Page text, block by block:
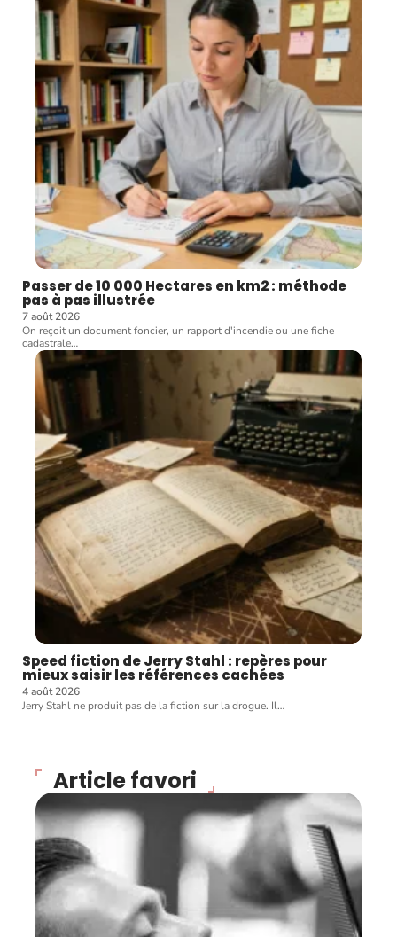
Passer de 10 000 Hectares en km2 : méthode
pas à pas illustrée
7 août 2026
On reçoit un document foncier, un rapport d'incendie ou une fiche
cadastrale…
Speed fiction de Jerry Stahl : repères pour
mieux saisir les références cachées
4 août 2026
Jerry Stahl ne produit pas de la fiction sur la drogue. Il…
Article favori